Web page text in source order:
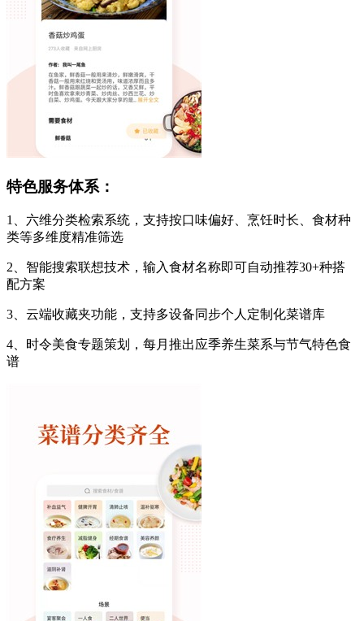
特色服务体系：
1、六维分类检索系统，支持按口味偏好、烹饪时长、食材种
类等多维度精准筛选
2、智能搜索联想技术，输入食材名称即可自动推荐30+种搭
配方案
3、云端收藏夹功能，支持多设备同步个人定制化菜谱库
4、时令美食专题策划，每月推出应季养生菜系与节气特色食
谱